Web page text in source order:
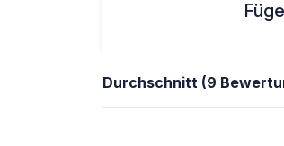
Durchschnitt (9